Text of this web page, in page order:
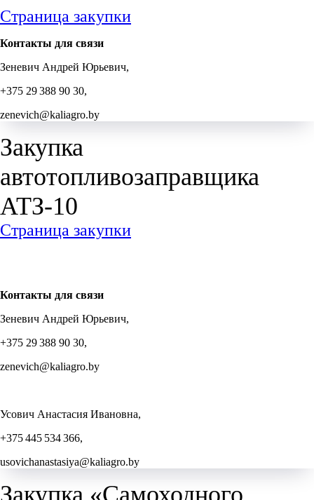
Страница закупки
Контакты для связи
Зеневич Андрей Юрьевич,
+375 29 388 90 30,
zenevich@kaliagro.by
Закупка
автотопливозаправщика
АТЗ-10
Страница закупки
Контакты для связи
Зеневич Андрей Юрьевич,
+375 29 388 90 30,
zenevich@kaliagro.by
Усович Анастасия Ивановна,
+375 445 534 366,
usovichanastasiya@kaliagro.by
Закупка «Самоходного